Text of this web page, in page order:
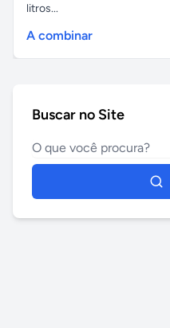
litros...
A combinar
Buscar no Site